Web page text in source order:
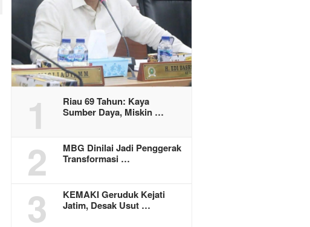
1
Riau 69 Tahun: Kaya
Sumber Daya, Miskin …
2
MBG Dinilai Jadi Penggerak
Transformasi …
3
KEMAKI Geruduk Kejati
Jatim, Desak Usut …